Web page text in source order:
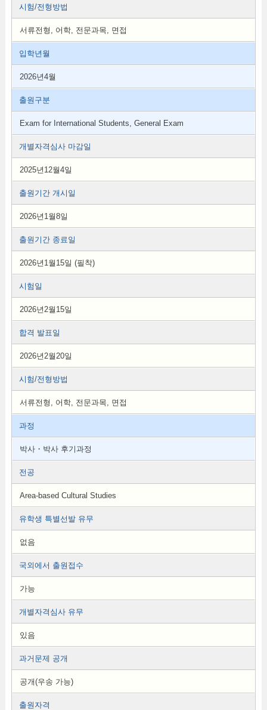
시험/전형방법
서류전형, 어학, 전문과목, 면접
입학년월
2026년4월
출원구분
Exam for International Students, General Exam
개별자격심사 마감일
2025년12월4일
출원기간 개시일
2026년1월8일
출원기간 종료일
2026년1월15일 (필착)
시험일
2026년2월15일
합격 발표일
2026년2월20일
시험/전형방법
서류전형, 어학, 전문과목, 면접
과정
박사・박사 후기과정
전공
Area-based Cultural Studies
유학생 특별선발 유무
없음
국외에서 출원접수
가능
개별자격심사 유무
있음
과거문제 공개
공개(우송 가능)
출원자격